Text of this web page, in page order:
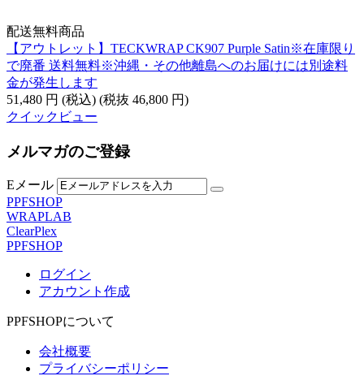
配送無料商品
【アウトレット】TECKWRAP CK907 Purple Satin※在庫限り
で廃番 送料無料※沖縄・その他離島へのお届けには別途料
金が発生します
51,480 円 (税込) (税抜 46,800 円)
クイックビュー
メルマガのご登録
Eメール
PPFSHOP
WRAPLAB
ClearPlex
PPFSHOP
ログイン
アカウント作成
PPFSHOPについて
会社概要
プライバシーポリシー